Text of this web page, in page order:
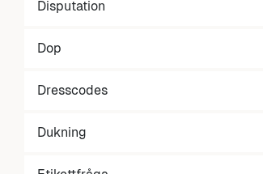
Disputation
Dop
Dresscodes
Dukning